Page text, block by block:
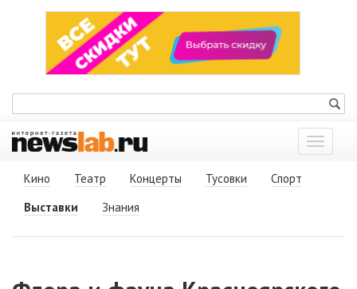
Показать
меню
Кино
Театр Концерты Тусовки
Спорт
Выставки
Знания